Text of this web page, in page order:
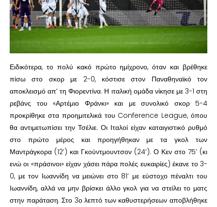
Ειδικότερα, το πολύ κακό πρώτο ημίχρονο, όταν και βρέθηκε
πίσω στο σκορ με 2-0, κόστισε στον Παναθηναϊκό τον
αποκλεισμό απ’ τη Φιορεντίνα. Η ιταλική ομάδα νίκησε με 3-1 στη
ρεβάνς του «Αρτέμιο Φράνκι» και με συνολικό σκορ 5-4
προκρίθηκε στα προημιτελικά του Conference League, όπου
θα αντιμετωπίσει την Τσέλιε. Οι Ιταλοί είχαν καταιγιστικό ρυθμό
στο πρώτο μέρος και προηγήθηκαν με τα γκολ των
Μαντράγκορα (12’) και Γκούντμουντσον (24’). Ο Κεν στο 75’ (κι
ενώ οι «πράσινοι» είχαν χάσει πάρα πολές ευκαιρίες) έκανε το 3-
0, με τον Ιωαννίδη να μειώνει στο 81’ με εύστοχο πέναλτι του
Ιωαννίδη, αλλά να μην βρίσκει άλλο γκολ για να στείλει το ματς
στην παράταση. Στο 3ο λεπτό των καθυστερήσεων αποβλήθηκε